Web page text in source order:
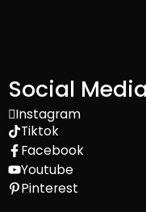
Social
Instagram
Tiktok
Facebook
Youtube
Pinterest